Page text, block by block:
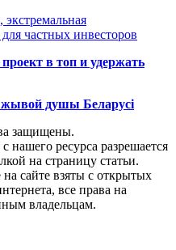
частных инвесторов
в топ и удержать
жывой душы Беларусі
защищены.
нашего ресурса разрешается
на страницу статьи.
сайте взяты с открытых
все права на
владельцам.